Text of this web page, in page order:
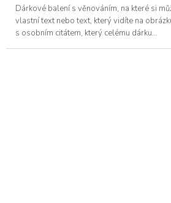
Dárkové balení s věnováním, na které si
vlastní text nebo text, který vidíte na
s osobním citátem, který celému dárku...